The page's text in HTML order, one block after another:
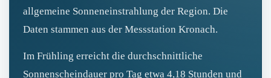
allgemeine Sonneneinstrahlung der Region. Die
Daten stammen aus der Messstation Kronach.
Im Frühling erreicht die durchschnittliche
Sonnenscheindauer pro Tag etwa 4,18 Stunden und